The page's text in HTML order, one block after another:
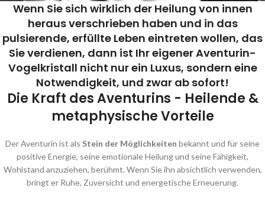
Wenn Sie sich wirklich der Heilung von innen
heraus verschrieben haben und in das
pulsierende, erfüllte Leben eintreten wollen, das
Sie verdienen, dann ist Ihr eigener Aventurin-
Vogelkristall nicht nur ein Luxus, sondern eine
Notwendigkeit, und zwar ab sofort!
Die Kraft des Aventurins - Heilende &
metaphysische Vorteile
Der Aventurin ist als Stein der Möglichkeiten bekannt und für seine
positive Energie, seine emotionale Heilung und seine Fähigkeit,
Wohlstand anzuziehen, berühmt. Wenn Sie ihn absichtlich verwenden,
bringt er Ruhe, Zuversicht und energetische Erneuerung.